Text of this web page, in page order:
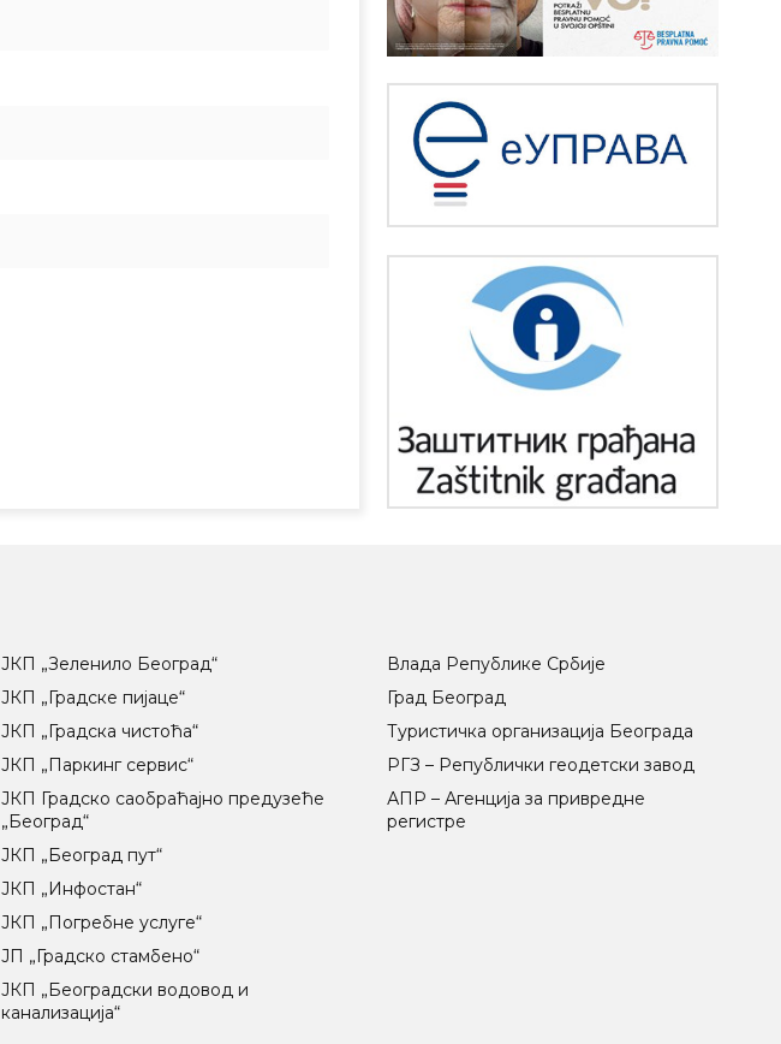
ЈКП „Зеленило Београд“
ЈКП „Градске пијаце“
ЈКП „Градска чистоћа“
ЈКП „Паркинг сервис“
ЈКП Градско саобраћајно предузеће
„Београд“
ЈКП „Београд пут“
ЈКП „Инфостан“
ЈКП „Погребне услуге“
ЈП „Градско стамбено“
ЈКП „Београдски водовод и
канализација“
Влада Републике Србије
Град Београд
Туристичка организација Београда
РГЗ – Републички геодетски завод
АПР – Агенција за привредне
регистре